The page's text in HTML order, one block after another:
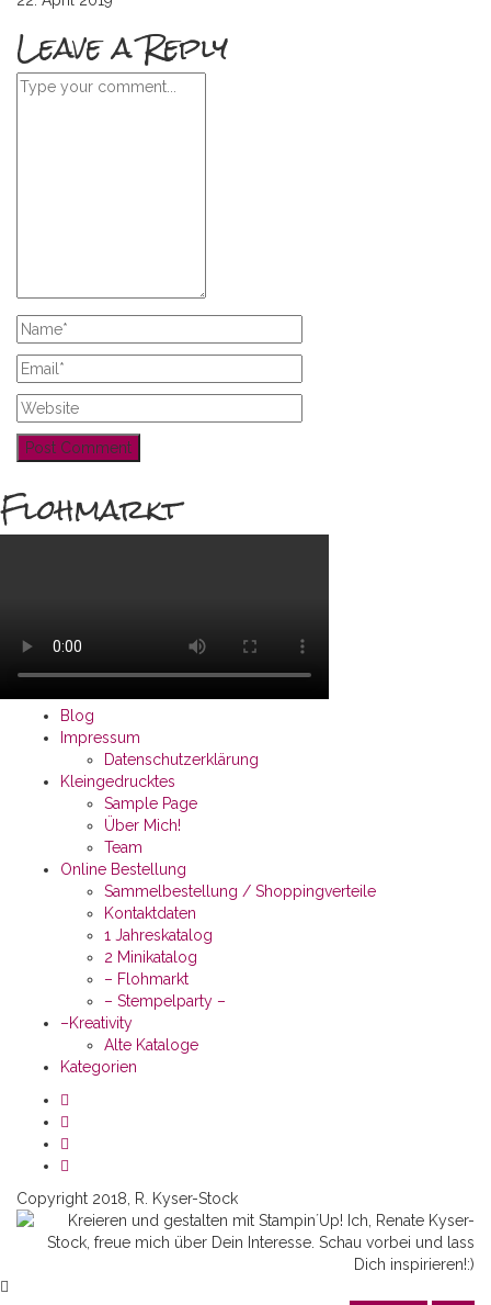
Leave a Reply
Flohmarkt
Blog
Impressum
Datenschutzerklärung
Kleingedrucktes
Sample Page
Über Mich!
Team
Online Bestellung
Sammelbestellung / Shoppingverteile
Kontaktdaten
1 Jahreskatalog
2 Minikatalog
– Flohmarkt
– Stempelparty –
–Kreativity
Alte Kataloge
Kategorien
Copyright 2018, R. Kyser-Stock